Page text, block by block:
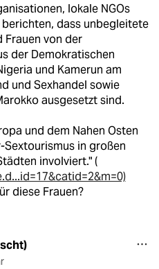
lokale NGOs
dass unbegleitete
Frauen von der
der Demokratischen
und Kamerun am
und Sexhandel sowie
ausgesetzt sind.
und dem Nahen Osten
Sextourismus in großen
involviert." (
diese Frauen?